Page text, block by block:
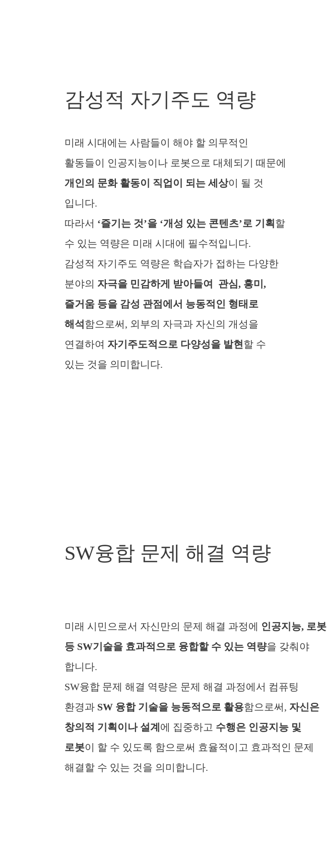
감성적 자기주도 역량
미래 시대에는 사람들이 해야 할 의무적인
활동들이 인공지능이나 로봇으로 대체되기 때문에
개인의 문화 활동이 직업이 되는 세상이 될 것
입니다.
따라서 ‘즐기는 것’을 ‘개성 있는 콘텐츠’로 기획 할
수 있는 역량은 미래 시대에 필수적입니다.
감성적 자기주도 역량은 학습자가 접하는 다양한
분야의 자극을 민감하게 받아들여 관심, 흥미 ,
즐거움 등을 감성 관점에서 능동적인 형태로
해석 함으로써, 외부의 자극과 자신의 개성을
연결하여 자기주도적으로 다양성을 발현 할 수
있는 것을 의미합니다.
SW융합 문제 해결 역량
미래 시민으로서 자신만의 문제 해결 과정에 인공지능, 로봇
등 SW기술을 효과적으로 융합할 수 있는 역량을 갖춰야
합니다.
SW융합 문제 해결 역량은 문제 해결 과정에서 컴퓨팅
환경과 SW 융합 기술을 능동적으로 활용함으로써, 자신은
창의적 기획이나 설계에 집중하고 수행은 인공지능 및
로봇이 할 수 있도록 함으로써 효율적이고 효과적인 문제
해결할 수 있는 것을 의미합니다.